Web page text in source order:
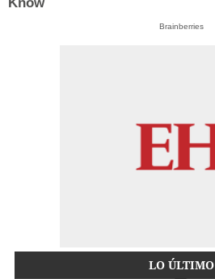
Brainberries
LO ÚLTIMO